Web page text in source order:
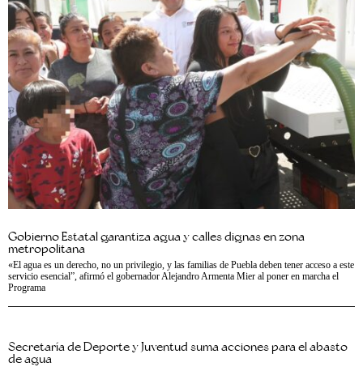
Gobierno Estatal garantiza agua y calles dignas en zona
metropolitana
«El agua es un derecho, no un privilegio, y las familias de Puebla deben tener acceso a este
servicio esencial”, afirmó el gobernador Alejandro Armenta Mier al poner en marcha el
Programa
Secretaría de Deporte y Juventud suma acciones para el abasto
de agua